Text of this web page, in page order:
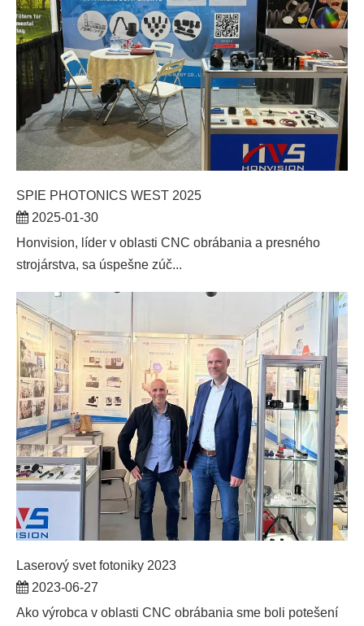
SPIE PHOTONICS WEST 2025
2025-01-30
​Honvision, líder v oblasti CNC obrábania a presného
strojárstva, sa úspešne zúč...
Laserový svet fotoniky 2023
2023-06-27
Ako výrobca v oblasti CNC obrábania sme boli potešení